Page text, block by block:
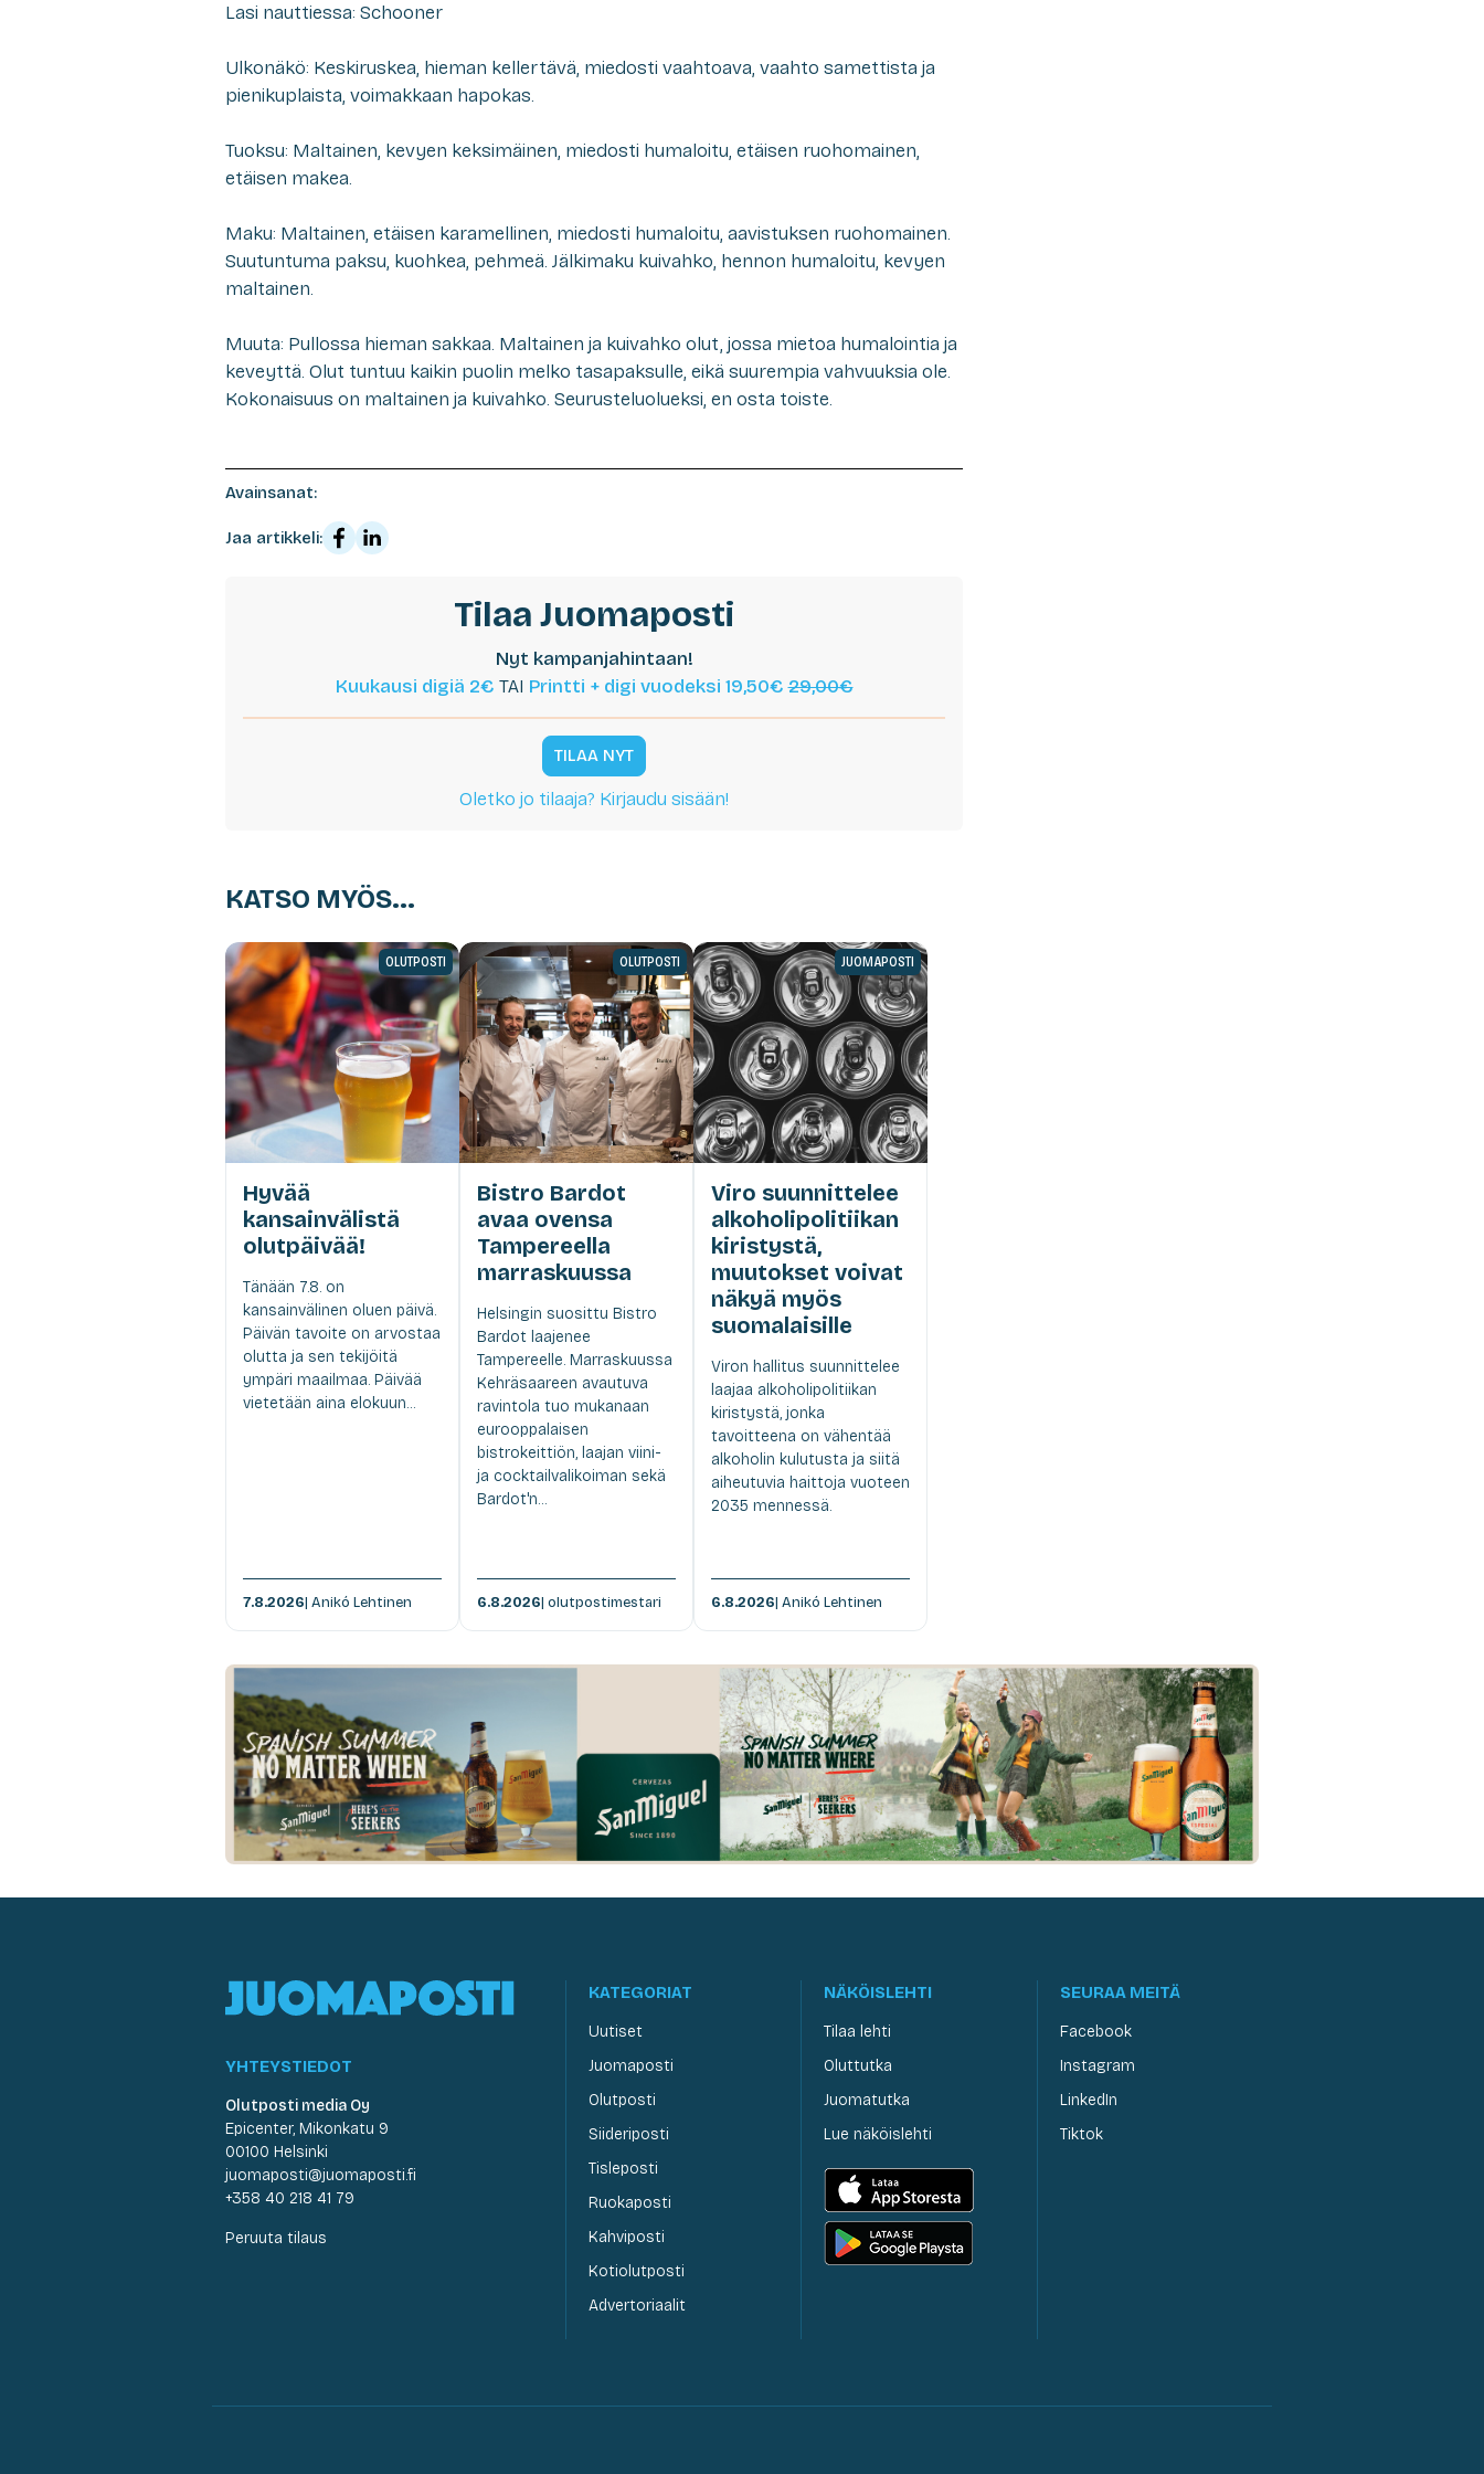
Lasi nauttiessa: Schooner
Ulkonäkö: Keskiruskea, hieman kellertävä, miedosti vaahtoava, vaahto samettista ja
pienikuplaista, voimakkaan hapokas.
Tuoksu: Maltainen, kevyen keksimäinen, miedosti humaloitu, etäisen ruohomainen,
etäisen makea.
Maku: Maltainen, etäisen karamellinen, miedosti humaloitu, aavistuksen ruohomainen.
Suutuntuma paksu, kuohkea, pehmeä. Jälkimaku kuivahko, hennon humaloitu, kevyen
maltainen.
Muuta: Pullossa hieman sakkaa. Maltainen ja kuivahko olut, jossa mietoa humalointia ja
keveyttä. Olut tuntuu kaikin puolin melko tasapaksulle, eikä suurempia vahvuuksia ole.
Kokonaisuus on maltainen ja kuivahko. Seurusteluolueksi, en osta toiste.
Avainsanat:
Jaa artikkeli:
Tilaa Juomaposti
Nyt kampanjahintaan!
Kuukausi digiä 2€ TAI Printti + digi vuodeksi 19,50€29,00€
TILAA NYT
Oletko jo tilaaja? Kirjaudu sisään!
KATSO MYÖS...
OLUTPOSTI
Hyvää
kansainvälistä
olutpäivää!
Tänään 7.8. on
kansainvälinen oluen päivä.
Päivän tavoite on arvostaa
olutta ja sen tekijöitä
ympäri maailmaa. Päivää
vietetään aina elokuun...
7.8.2026| Anikó Lehtinen
OLUTPOSTI
Bistro Bardot
avaa ovensa
Tampereella
marraskuussa
Helsingin suosittu Bistro
Bardot laajenee
Tampereelle. Marraskuussa
Kehräsaareen avautuva
ravintola tuo mukanaan
eurooppalaisen
bistrokeittiön, laajan viini-
ja cocktailvalikoiman sekä
Bardot'n...
6.8.2026| olutpostimestari
JUOMAPOSTI
Viro suunnittelee
alkoholipolitiikan
kiristystä,
muutokset voivat
näkyä myös
suomalaisille
Viron hallitus suunnittelee
laajaa alkoholipolitiikan
kiristystä, jonka
tavoitteena on vähentää
alkoholin kulutusta ja siitä
aiheutuvia haittoja vuoteen
2035 mennessä.
6.8.2026| Anikó Lehtinen
YHTEYSTIEDOT
Olutposti media Oy
Epicenter, Mikonkatu 9
00100 Helsinki
juomaposti@juomaposti.fi
+358 40 218 41 79
Peruuta tilaus
KATEGORIAT
Uutiset
Juomaposti
Olutposti
Siideriposti
Tisleposti
Ruokaposti
Kahviposti
Kotiolutposti
Advertoriaalit
NÄKÖISLEHTI
Tilaa lehti
Oluttutka
Juomatutka
Lue näköislehti
SEURAA MEITÄ
Facebook
Instagram
LinkedIn
Tiktok